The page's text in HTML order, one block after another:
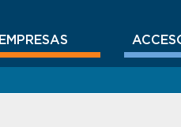
EMPRESAS